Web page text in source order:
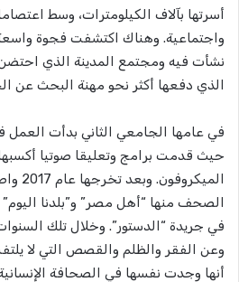
أسرتها بآلاف الكيلومترات، وسط
واجتماعية. وهناك اكتشفت فجوة
نشأت فيه ومجتمع المدينة الذي احتضن
الذي دفعها أكثر نحو مهنة البحث عن
حيث قدمت برامج وتعليقا صوتيا أكسبها
الصحف منها “أهل مصر” و”بلدنا
في جريدة “الدستور”. وخلال تلك
وعن الفقر والظلم والقصص التي لا
أنها وجدت نفسها في الصحافة